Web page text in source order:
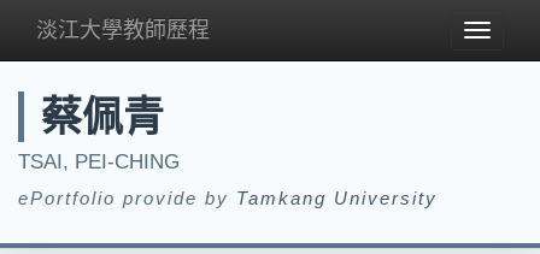
Toggle
淡江大學教師歷程
蔡佩青
TSAI, PEI-CHING
ePortfolio provide by Tamkang University